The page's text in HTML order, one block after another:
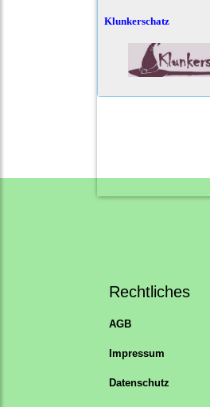
Klunkerschatz
Rechtliches
AGB
Impressum
Datenschutz